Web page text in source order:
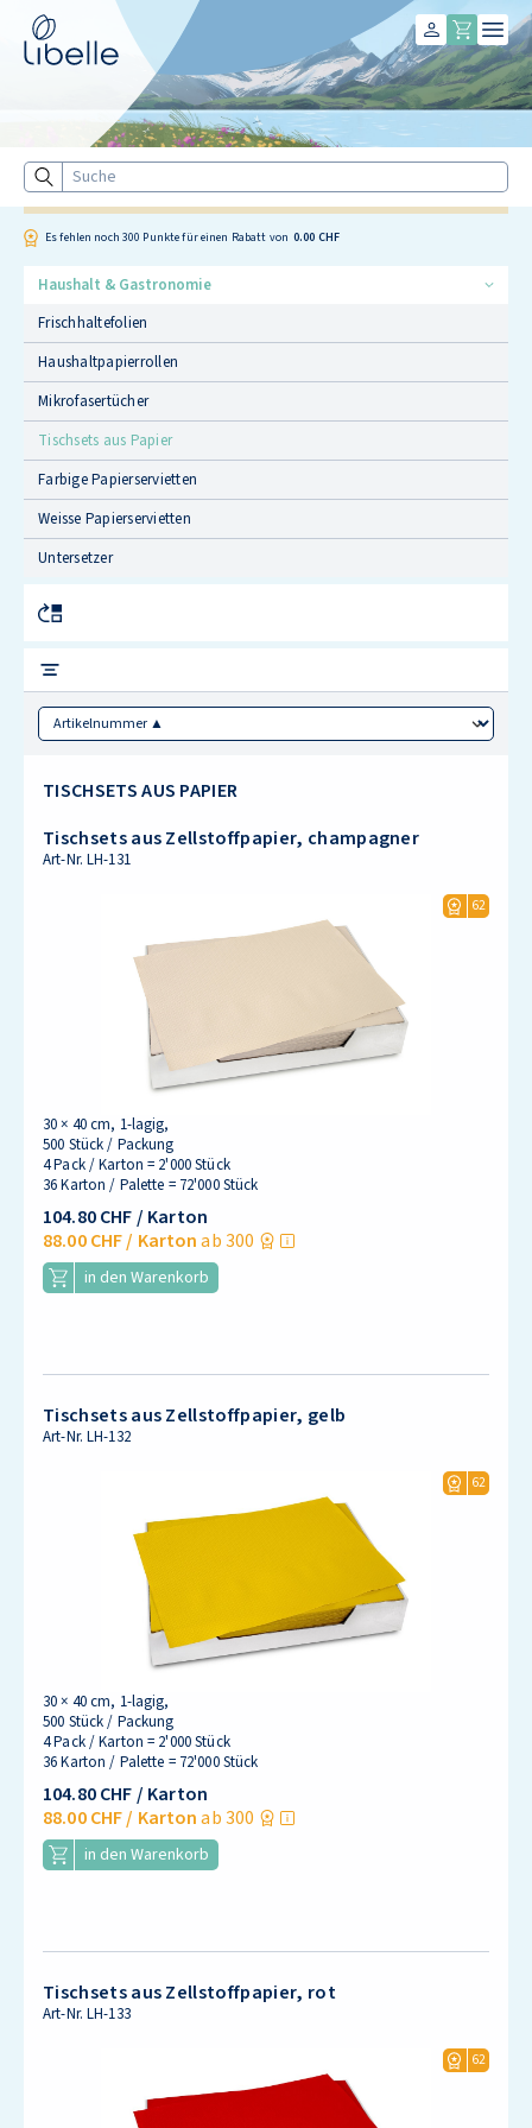
Suche
Es fehlen noch 300 Punkte für einen Rabatt von 0.00 CHF
TISCHSETS AUS PAPIER
Tischsets aus Zellstoffpapier, champagner
Art-Nr.LH-131
62
30 × 40 cm, 1-lagig,
500 Stück / Packung
4 Pack / Karton = 2'000 Stück
36 Karton / Palette = 72'000 Stück
104.80 CHF/ Karton
88.00 CHF/ Karton ab 300
in den Warenkorb
Tischsets aus Zellstoffpapier, gelb
Art-Nr.LH-132
62
30 × 40 cm, 1-lagig,
500 Stück / Packung
4 Pack / Karton = 2'000 Stück
36 Karton / Palette = 72'000 Stück
104.80 CHF/ Karton
88.00 CHF/ Karton ab 300
in den Warenkorb
Tischsets aus Zellstoffpapier, rot
Art-Nr.LH-133
62
Haushalt & Gastronomie
Frischhaltefolien
Haushaltpapierrollen
Mikrofasertücher
Tischsets aus Papier
Farbige Papierservietten
Weisse Papierservietten
Untersetzer
Sorting